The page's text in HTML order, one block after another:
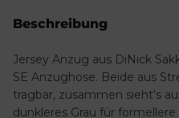
Beschreibung
Jersey Anzug aus DiNick
SE Anzughose. Beide aus
tragbar, zusammen sieht's
dunkleres Grau für formellere